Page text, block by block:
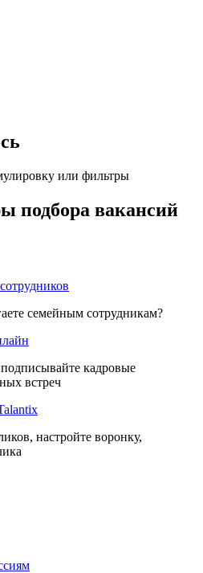
или фильтры
подбора вакансий
семейным сотрудникам?
кадровые
встреч
настройте воронку,